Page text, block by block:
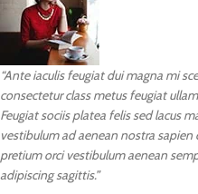
“Ante iaculis feugiat dui magna mi
consectetur class metus feugiat
Feugiat sociis platea felis sed lacus
vestibulum ad aenean nostra
pretium orci vestibulum aenean
adipiscing sagittis.”